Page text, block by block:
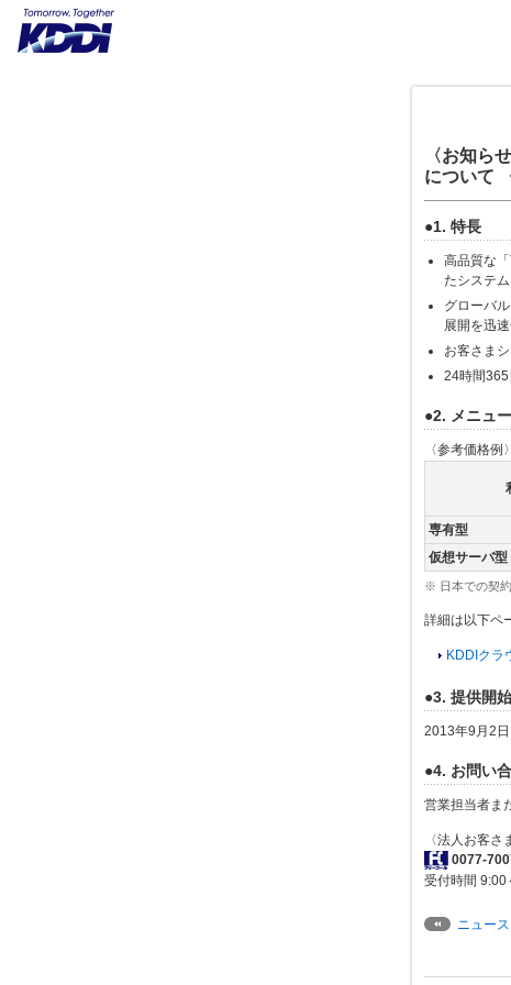
〈お知ら
について
●1. 特長
高品質な
たシステ
グローバ
展開を迅
お客さま
24時間365
●2. メニュ
〈参考価格例〉
専有型
仮想サーバ型
※ 日本での契約
詳細は以下ペ
KDDIクラ
●3. 提供開
2013年9月2日
●4. お問い
営業担当者ま
〈法人お客さ
0077-
受付時間 9:00
ニュー